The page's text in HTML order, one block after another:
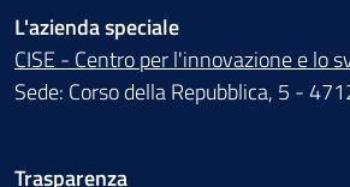
L'azienda speciale
CISE - Centro per l'innovazione e lo
Sede: Corso della Repubblica, 5 -
Trasparenza